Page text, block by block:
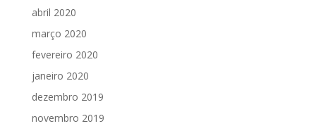
abril 2020
março 2020
fevereiro 2020
janeiro 2020
dezembro 2019
novembro 2019